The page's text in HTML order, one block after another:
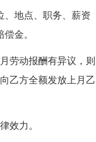
、地点、职务、薪资
金。
劳动报酬有异议，则
乙方全额发放上月乙
效力。